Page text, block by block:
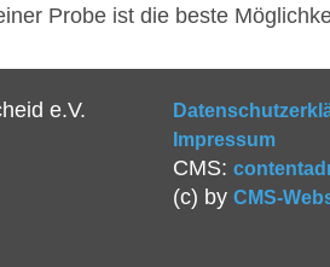
Probe ist die beste
e.V.
Impressum
CMS:
(c) by CMS-